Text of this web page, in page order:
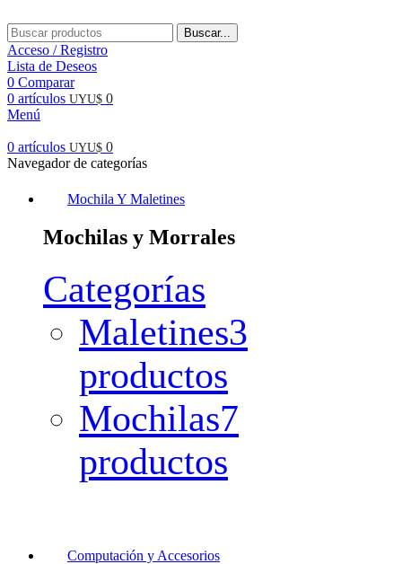
Buscar...
Acceso / Registro
Lista de Deseos
0 Comparar
0 artículos UYU$ 0
Menú
0 artículos UYU$ 0
Navegador de categorías
Mochila Y Maletines
Mochilas y Morrales
Categorías
Maletines3
productos
Mochilas7
productos
Computación y Accesorios